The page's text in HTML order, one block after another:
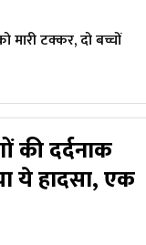
टक्कर, दो बच्चों
की दर्दनाक
ये हादसा, एक